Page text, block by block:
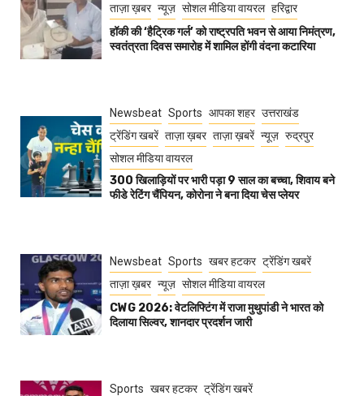
ताज़ा ख़बर न्यूज़ सोशल मीडिया वायरल हरिद्वार
हॉकी की ‘हैट्रिक गर्ल’ को राष्ट्रपति भवन से आया निमंत्रण,
स्वतंत्रता दिवस समारोह में शामिल होंगी वंदना कटारिया
Newsbeat Sports आपका शहर उत्तराखंड
ट्रेंडिंग खबरें ताज़ा ख़बर ताज़ा ख़बरें न्यूज़ रुद्रपुर
सोशल मीडिया वायरल
300 खिलाड़ियों पर भारी पड़ा 9 साल का बच्चा, शिवाय बने
फीडे रेटिंग चैंपियन, कोरोना ने बना दिया चेस प्लेयर
Newsbeat Sports खबर हटकर ट्रेंडिंग खबरें
ताज़ा ख़बर न्यूज़ सोशल मीडिया वायरल
CWG 2026: वेटलिफ्टिंग में राजा मुथुपांडी ने भारत को
दिलाया सिल्वर, शानदार प्रदर्शन जारी
Sports खबर हटकर ट्रेंडिंग खबरें